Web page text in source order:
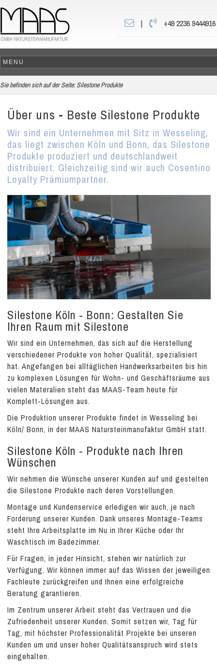
| +49 2236 9444916
Sie befinden sich auf der Seite: Silestone Produkte
Über uns - Beste Silestone Produkte
Wir sind ein Unternehmen mit Sitz in Wesseling,
das liegt zwischen Köln und Bonn, das Silestone
Produkte produziert und deutschlandweit
distribuiert. Gleichzeitig sind wir auch Cosentino
Loyalty Prämiumpartner.
Silestone Köln - Bonn: Gestalten Sie
Ihren Raum mit Silestone
Wir sind ein Unternehmen, das sich auf die Herstellung
verschiedener Produkte von hoher Qualität, spezialisiert
hat. Angefangen bei alltäglichen Handwerksarbeiten bis hin
zu komplexen Lösungen für Wohn- und Geschäftsräume aus
vielen Materalien steht das MAAS-Team heute für
Komplett-Lösungen aus.
Die Produktion unserer Produkte findet in Wesseling bei
Köln/ Bonn, in der MAAS Natursteinmanufaktur GmbH statt.
Silestone Köln - Produkte nach Ihren
Wünschen
Wir nehmen die Wünsche unserer Kunden auf und gestelten
die Silestone Produkte nach deren Vorstellungen.
Montage und Kundenservice erledigen wir auch, je nach
Forderung unserer Kunden. Dank unseres Montage-Teams
steht Ihre Arbeitsplatte im Nu in Ihrer Küche oder Ihr
Waschtisch im Badezimmer.
Für Fragen, in jeder Hinsicht, stehen wir natürlich zur
Verfügung. Wir können immer auf das Wissen der jeweiligen
Fachleute zurückgreifen und Ihnen eine erfolgreiche
Beratung garantieren.
Im Zentrum unserer Arbeit steht das Vertrauen und die
Zufriedenheit unserer Kunden. Somit setzen wir, Tag für
Tag, mit höchster Professionalität Projekte bei unseren
Kunden um und unser hoher Qualitätsanspruch wird stets
eingehalten.